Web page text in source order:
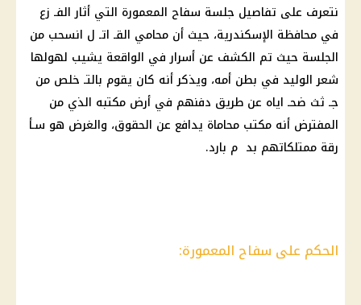
نتعرف على تفاصيل جلسة سفاح المعمورة التي أثار الفـ زع
في محافظة الإسكندرية، حيث أن محامي القـ اتـ ل انسحب من
الجلسة حيث تم الكشف عن أسرار في الواقعة يشيب لهولها
شعر الوليد في بطن أمه، ويذكر أنه كان يقوم بالتـ خلص من
جـ ثث ضحـ اياه عن طريق دفنهم في أرض مكتبه الذي من
المفترض أنه مكتب محاماة يدافع عن الحقوق، والغرض هو سـأ
رقة ممتلكاتهم بد م بارد.
الحكم على سفاح المعمورة: